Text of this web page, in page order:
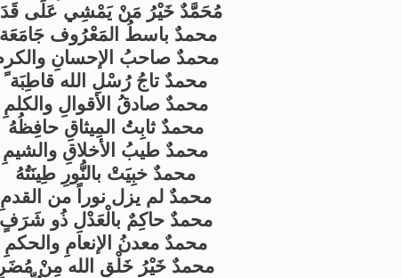
مُحَمَّدٌ خَيْرُ مَنْ يَمْشِي عَلَى
محمدٌ باسطُ المَعْرُوف
محمدٌ صاحبُ الإحسانِ
محمدٌ تاجُ رُسْلِ الله قاطِبَة ً
محمدٌ صادقُ الأقوالِ والكلمِ
محمدٌ ثابِتُ المِيثاقِ حافِظُهُ
محمدٌ طيبُ الأخلاقِ والشيمِ
محمدٌ خبِيَتْ بالنُّورِ طِينَتُهُ
محمدٌ لم يزل نوراً من القدمِ
محمدٌ حاكِمٌ بالْعَدْلِ ذُو
محمدٌ معدنُ الإنعامِ والحكمِ
محمدٌ خَيْرُ خَلْقِ الله مِنْ